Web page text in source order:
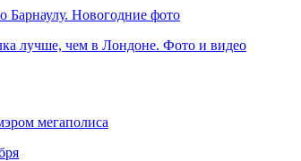
Барнаулу. Новогодние фото
лучше, чем в Лондоне. Фото и видео
мегаполиса